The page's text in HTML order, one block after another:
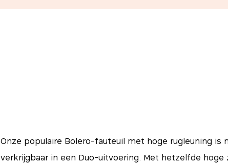
Onze populaire Bolero-fauteuil met hoge rugleuning is
verkrijgbaar in een Duo-uitvoering. Met hetzelfde